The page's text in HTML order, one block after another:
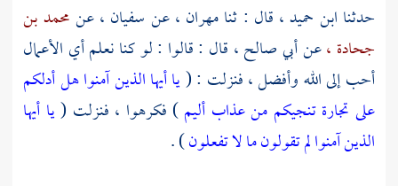
حدثنا ابن حميد ، قال : ثنامهران ،عن سفيان ،عنمحمد بن
جحادة ،عنأبي صالح ، قال : قالوا : لو كنا نعلم أي الأعمال
أحب إلى الله وأفضل ، فنزلت : (يا أيها الذين آمنوا هل أدلكم
على تجارة تنجيكم من عذاب أليم) فكرهوا ، فنزلت (يا أيها
الذين آمنوا لم تقولون ما لا تفعلون) .